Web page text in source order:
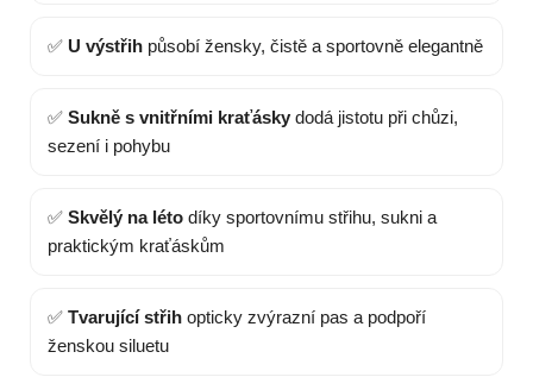
✅ U výstřih působí žensky, čistě a sportovně elegantně
✅ Sukně s vnitřními kraťásky dodá jistotu při chůzi,
sezení i pohybu
✅ Skvělý na léto díky sportovnímu střihu, sukni a
praktickým kraťáskům
✅ Tvarující střih opticky zvýrazní pas a podpoří
ženskou siluetu